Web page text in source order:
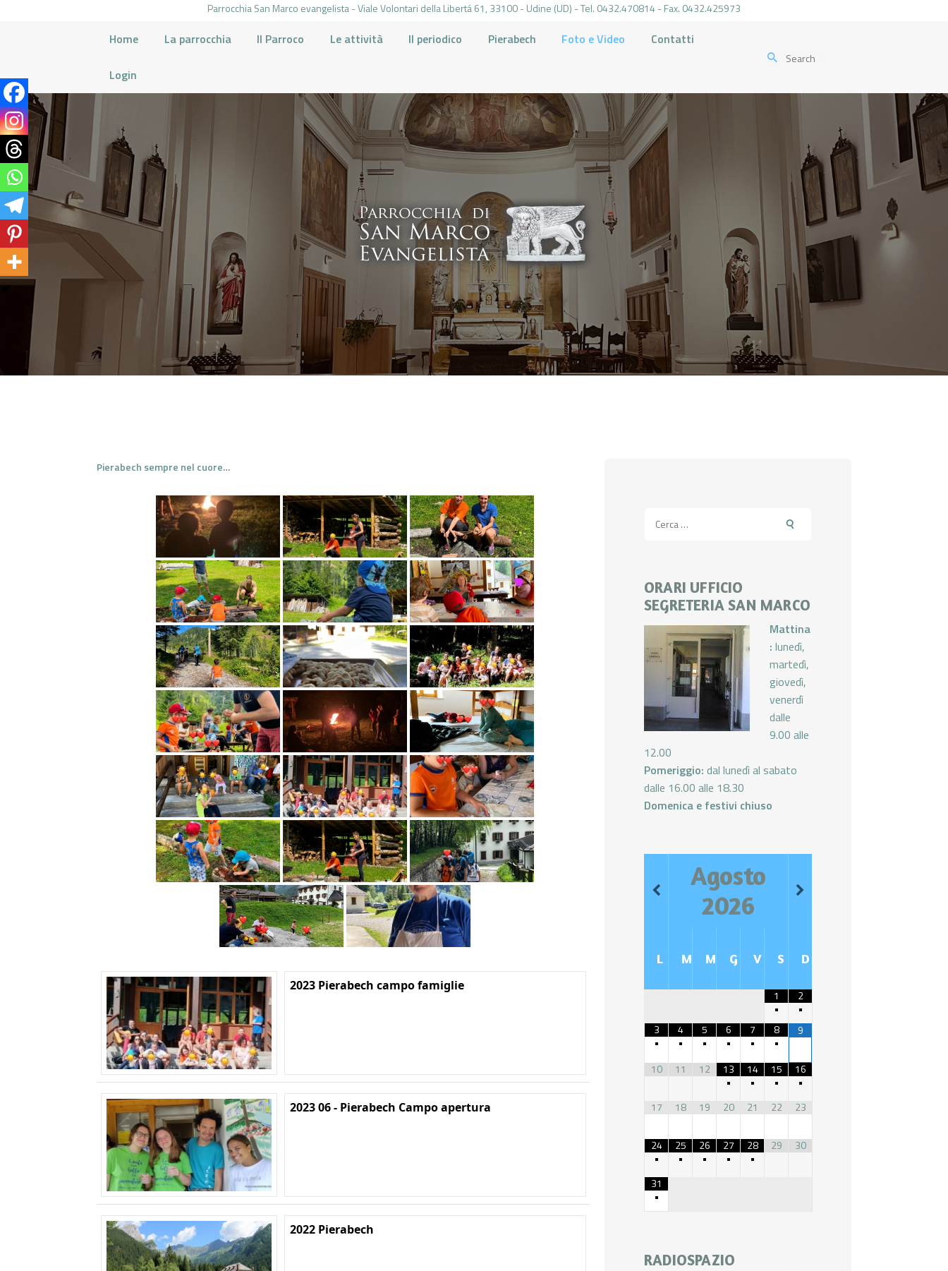
Parrocchia San Marco evangelista - Viale Volontari della Libertá 61, 33100 - Udine (UD) - Tel. 0432.470814 - Fax. 0432.425973
Home La parrocchia Il Parroco Le attività Il periodico Pierabech Foto e Video Contatti
Login
HOME
LA PARROCCHIA
IL PARROCO
LE ATTIVITÀ
IL PERIODICO
PIERABECH
FOTO E VIDEO
CONTATTI
Pierabech sempre nel cuore…
2023 Pierabech campo famiglie
2023 06 - Pierabech Campo apertura
2022 Pierabech
per:
ORARI UFFICIO
SEGRETERIA SAN MARCO
Mattina
: lunedì,
martedì,
giovedì,
venerdì
dalle
9.00 alle
12.00
Pomeriggio: dal lunedì al sabato
dalle 16.00 alle 18.30
Domenica e festivi chiuso
Agosto
2026
L M M G V S D
1
•
2
•
3
•
4
•
5
•
6
•
7
•
8
•
9
10 11 12
13
•
14
•
15
•
16
•
17
18 19 20 21 22 23
24
•
25
•
26
•
27
•
28
•
29 30
31
•
RADIOSPAZIO